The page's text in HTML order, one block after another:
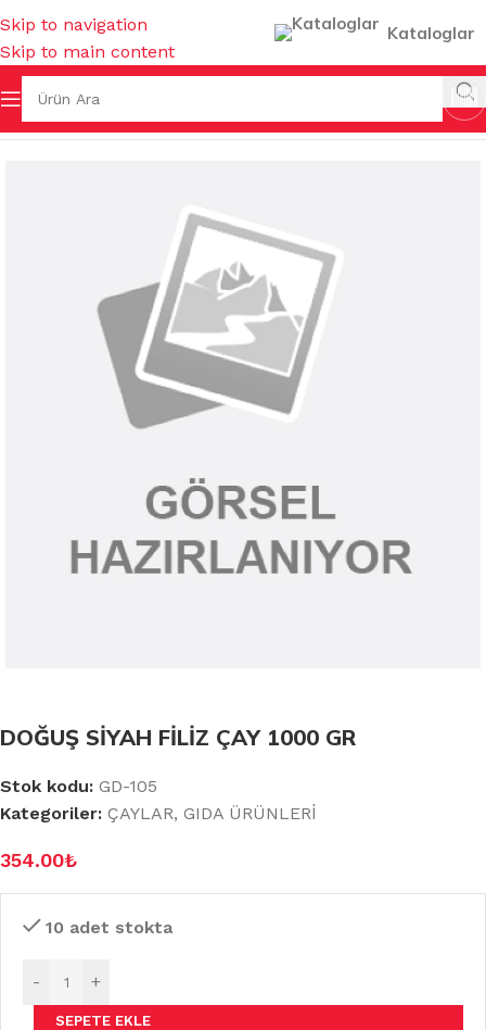
Skip to navigation
Skip to main content
Kataloglar
Ana Sayfa
DOĞUŞ SİYAH FİLİZ ÇAY 1000 GR
Stok kodu: GD-105
Kategoriler: ÇAYLAR, GIDA ÜRÜNLERİ
354.00₺
10 adet stokta
- +
SEPETE EKLE